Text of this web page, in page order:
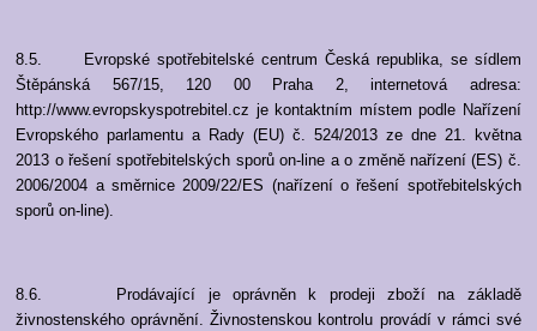
8.5. Evropské spotřebitelské centrum Česká republika, se sídlem
Štěpánská 567/15, 120 00 Praha 2, internetová adresa:
http://www.evropskyspotrebitel.cz je kontaktním místem podle Nařízení
Evropského parlamentu a Rady (EU) č. 524/2013 ze dne 21. května
2013 o řešení spotřebitelských sporů on-line a o změně nařízení (ES) č.
2006/2004 a směrnice 2009/22/ES (nařízení o řešení spotřebitelských
sporů on-line).
8.6. Prodávající je oprávněn k prodeji zboží na základě
živnostenského oprávnění. Živnostenskou kontrolu provádí v rámci své